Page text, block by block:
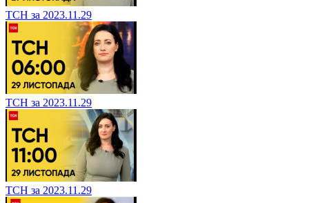
ТСН за 2023.11.29
ТСН за 2023.11.29
ТСН за 2023.11.29